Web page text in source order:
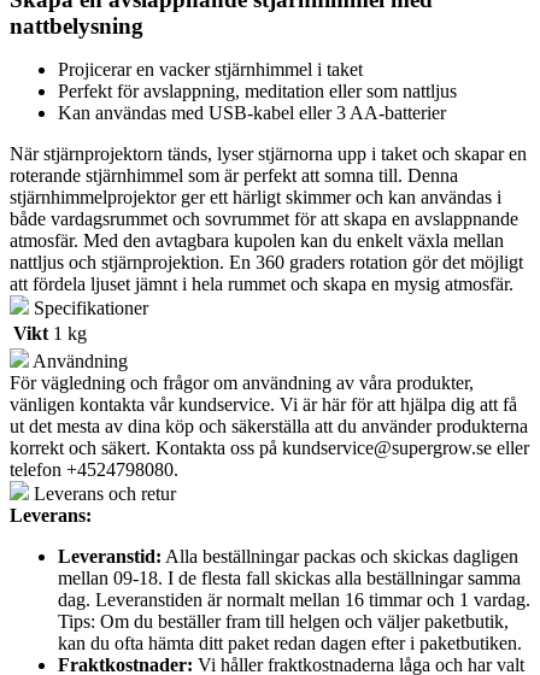
nattbelysning
Projicerar en vacker stjärnhimmel i taket
Perfekt för avslappning, meditation eller som nattljus
Kan användas med USB-kabel eller 3 AA-batterier
När stjärnprojektorn tänds, lyser stjärnorna upp i taket och skapar en
roterande stjärnhimmel som är perfekt att somna till. Denna
stjärnhimmelprojektor ger ett härligt skimmer och kan användas i
både vardagsrummet och sovrummet för att skapa en avslappnande
atmosfär. Med den avtagbara kupolen kan du enkelt växla mellan
nattljus och stjärnprojektion. En 360 graders rotation gör det möjligt
att fördela ljuset jämnt i hela rummet och skapa en mysig atmosfär.
Specifikationer
Vikt 1 kg
Användning
För vägledning och frågor om användning av våra produkter,
vänligen kontakta vår kundservice. Vi är här för att hjälpa dig att få
ut det mesta av dina köp och säkerställa att du använder produkterna
korrekt och säkert. Kontakta oss på kundservice@supergrow.se eller
telefon +4524798080.
Leverans och retur
Leverans:
Leveranstid: Alla beställningar packas och skickas dagligen
mellan 09-18. I de flesta fall skickas alla beställningar samma
dag. Leveranstiden är normalt mellan 16 timmar och 1 vardag.
Tips: Om du beställer fram till helgen och väljer paketbutik,
kan du ofta hämta ditt paket redan dagen efter i paketbutiken.
Fraktkostnader: Vi håller fraktkostnaderna låga och har valt